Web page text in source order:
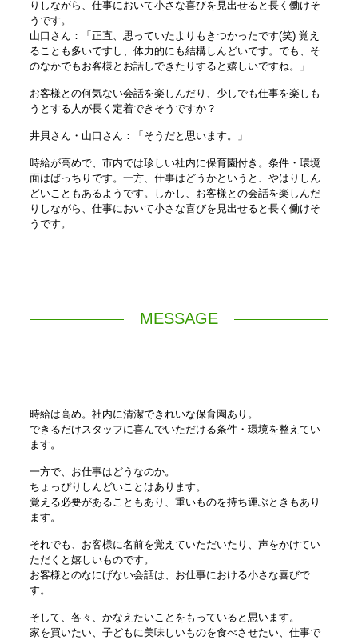
りしながら、仕事において小さな喜びを見出せると長く働けそ
うです。
山口さん：「正直、思っていたよりもきつかったです(笑) 覚え
ることも多いですし、体力的にも結構しんどいです。でも、そ
のなかでもお客様とお話しできたりすると嬉しいですね。」
お客様との何気ない会話を楽しんだり、少しでも仕事を楽しも
うとする人が長く定着できそうですか？
井貝さん・山口さん：「そうだと思います。」
時給が高めで、市内では珍しい社内に保育園付き。条件・環境
面はばっちりです。一方、仕事はどうかというと、やはりしん
どいこともあるようです。しかし、お客様との会話を楽しんだ
りしながら、仕事において小さな喜びを見出せると長く働けそ
うです。
MESSAGE
時給は高め。社内に清潔できれいな保育園あり。
できるだけスタッフに喜んでいただける条件・環境を整えてい
ます。
一方で、お仕事はどうなのか。
ちょっぴりしんどいことはあります。
覚える必要があることもあり、重いものを持ち運ぶときもあり
ます。
それでも、お客様に名前を覚えていただいたり、声をかけてい
ただくと嬉しいものです。
お客様とのなにげない会話は、お仕事における小さな喜びで
す。
そして、各々、かなえたいことをもっていると思います。
家を買いたい、子どもに美味しいものを食べさせたい、仕事で